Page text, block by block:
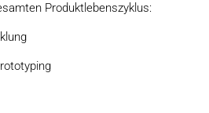
Produktlebenszyklus: